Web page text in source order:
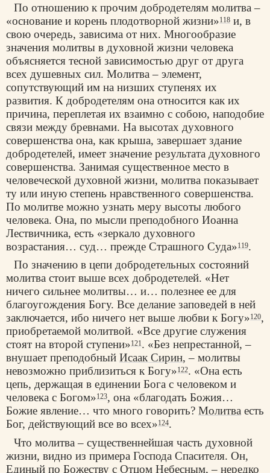
По отношению к прочим добродетелям молитва –
«основание и корень плодотворной жизни»118 и, в
свою очередь, зависима от них. Многообразие
значения молитвы в духовной жизни человека
объясняется тесной зависимостью друг от друга
всех душевных сил. Молитва – элемент,
сопутствующий им на низших ступенях их
развития. К добродетелям она относится как их
причина, переплетая их взаимно с собою, наподобие
связи между бревнами. На высотах духовного
совершенства она, как крыша, завершает здание
добродетелей, имеет значение результата духовного
совершенства. Занимая существенное место в
человеческой духовной жизни, молитва показывает
ту или иную степень нравственного совершенства.
По молитве можно узнать меру высоты любого
человека. Она, по мысли преподобного Иоанна
Лествичника, есть «зеркало духовного
возрастания… суд… прежде Страшного Суда»119.
По значению в цепи добродетельных состояний
молитва стоит выше всех добродетелей. «Нет
ничего сильнее молитвы… и… полезнее ее для
благоугождения Богу. Все делание заповедей в ней
заключается, ибо ничего нет выше любви к Богу»120,
приобретаемой молитвой. «Все другие служения
стоят на второй ступени»121. «Без непрестанной, –
внушает преподобный Исаак Сирин, – молитвы
невозможно приблизиться к Богу»122. «Она есть
цепь, держащая в единении Бога с человеком и
человека с Богом»123, она «благодать Божия…
Божие явление… что много говорить? Молитва есть
Бог, действующий все во всех»124.
Что молитва – существеннейшая часть духовной
жизни, видно из примера Господа Спасителя. Он,
Единый по Божеству с Отцом Небесным, – нередко